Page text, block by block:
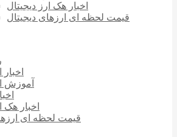
اخبار هک ارز دیجیتال
قیمت لحظه ای ارزهای دیجیتال
آموزش
اخبار هک
قیمت لحظه ای